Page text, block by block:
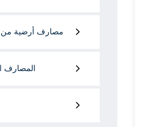
مصارف أرضية من
المصارف